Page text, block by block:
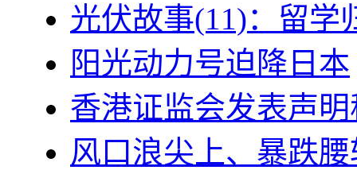
光伏故事(11)：留学
阳光动力号迫降日本
香港证监会发表声
风口浪尖上、暴跌